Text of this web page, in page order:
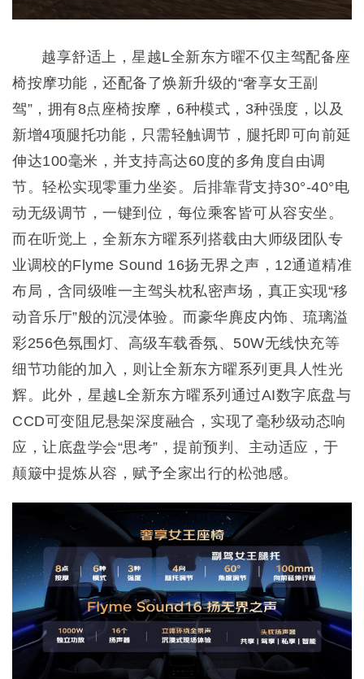
越享舒适上，星越L全新东方曜不仅主驾配备座
椅按摩功能，还配备了焕新升级的“奢享女王副
驾”，拥有8点座椅按摩，6种模式，3种强度，以及
新增4项腿托功能，只需轻触调节，腿托即可向前延
伸达100毫米，并支持高达60度的多角度自由调
节。轻松实现零重力坐姿。后排靠背支持30°-40°电
动无级调节，一键到位，每位乘客皆可从容安坐。
而在听觉上，全新东方曜系列搭载由大师级团队专
业调校的Flyme Sound 16扬无界之声，12通道精准
布局，含同级唯一主驾头枕私密声场，真正实现“移
动音乐厅”般的沉浸体验。而豪华麂皮内饰、琉璃溢
彩256色氛围灯、高级车载香氛、50W无线快充等
细节功能的加入，则让全新东方曜系列更具人性光
辉。此外，星越L全新东方曜系列通过AI数字底盘与
CCD可变阻尼悬架深度融合，实现了毫秒级动态响
应，让底盘学会“思考”，提前预判、主动适应，于
颠簸中提炼从容，赋予全家出行的松弛感。